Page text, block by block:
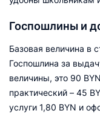
Госпошлины и
Базовая величина в
Госпошлина за
величины, это 90
практический – 45
услуги 1,80 BYN и